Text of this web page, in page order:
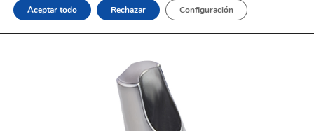
Aceptar todo Rechazar Configuración